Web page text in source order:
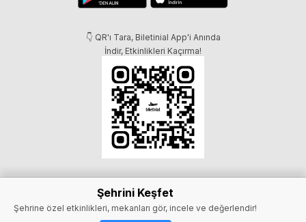
Şehrini Keşfet
Şehrine özel etkinlikleri, mekanları gör, incele ve değerlendir!
👇 QR'ı Tara, Biletinial App'i Anında
İndir, Etkinlikleri Kaçırma!